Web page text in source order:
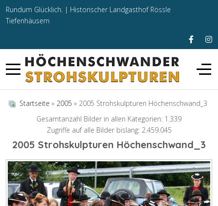
Rundum Glücklich. | Historischer Landgasthof Rössle
Tiefenhäusern
Startseite » 2005 » 2005 Strohskulpturen Höchenschwand_3
Gesamtanzahl Bilder in allen Kategorien: 1.339
Zugriffe auf alle Bilder bislang: 2.459.045
2005 Strohskulpturen Höchenschwand_3